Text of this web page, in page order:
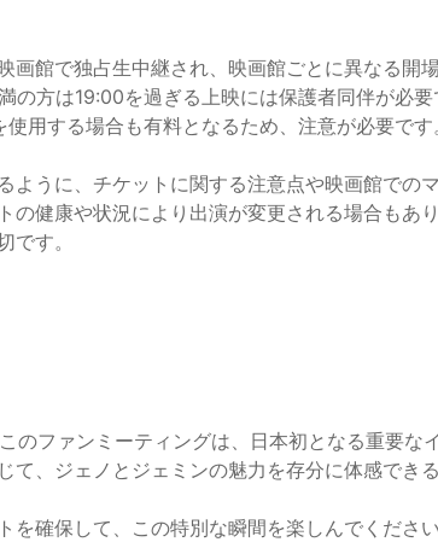
画館で独占生中継され、映画館ごとに異なる開
の方は19:00を過ぎる上映には保護者同伴が必
用する場合も有料となるため、注意が必要です
ように、チケットに関する注意点や映画館での
の健康や状況により出演が変更される場合もあ
です。
のファンミーティングは、日本初となる重要な
て、ジェノとジェミンの魅力を存分に体感でき
を確保して、この特別な瞬間を楽しんでくださ